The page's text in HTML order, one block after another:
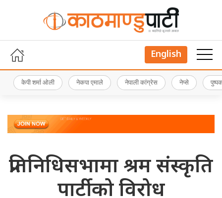
English
केपी शर्मा ओली नेकपा एमाले नेपाली कांग्रेस नेप्से
प्रतिनिधिसभामा श्रम संस्कृति
पार्टीको विरोध